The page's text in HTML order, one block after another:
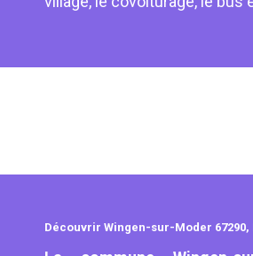
Découvrir Wingen-sur-Moder 67290,